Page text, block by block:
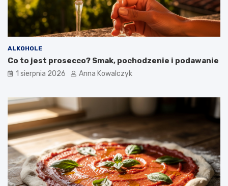
ALKOHOLE
Co to jest prosecco? Smak, pochodzenie i podawanie
1 sierpnia 2026 Anna Kowalczyk